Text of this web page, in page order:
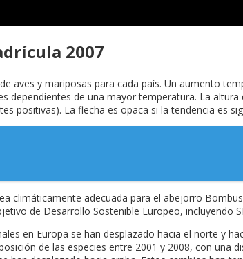
2007
aves y mariposas para cada país. Un aumento
dependientes de una mayor temperatura. La
positivas). La flecha es opaca si la tendencia es
climáticamente adecuada para el abejorro
de Desarrollo Sostenible Europeo, incluyendo
en Europa se han desplazado hacia el norte y
de las especies entre 2001 y 2008, con una